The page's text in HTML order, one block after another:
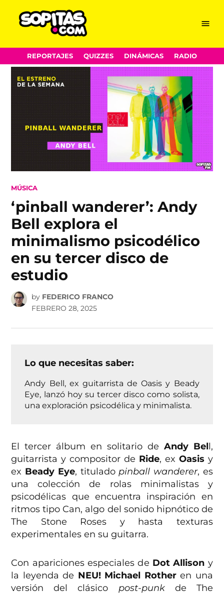
Skip
to
content
Menu
REPORTAJES QUIZZES DINÁMICAS RADIO
POSTED
MÚSICA
‘pinball wanderer’: Andy
Bell explora el
minimalismo psicodélico
en su tercer disco de
estudio
by FEDERICO FRANCO
FEBRERO 28, 2025
Lo que necesitas saber:
Andy Bell, ex guitarrista de Oasis y Beady
Eye, lanzó hoy su tercer disco como solista,
una exploración psicodélica y minimalista.
El tercer álbum en solitario de Andy Bell,
guitarrista y compositor de Ride, ex Oasis y
ex Beady Eye, titulado pinball wanderer, es
una colección de rolas minimalistas y
psicodélicas que encuentra inspiración en
ritmos tipo Can, algo del sonido hipnótico de
The Stone Roses y hasta texturas
experimentales en su guitarra.
Con apariciones especiales de Dot Allison y
la leyenda de NEU! Michael Rotheren una
versión del clásico post-punkde The